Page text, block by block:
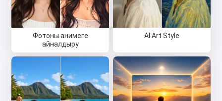
Фотоны анимеге
айналдыру
AI Art Style